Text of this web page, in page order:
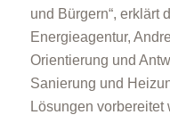
und Bürgern“, erklärt
Energieagentur,
Orientierung und
Sanierung und
Lösungen vorbereitet